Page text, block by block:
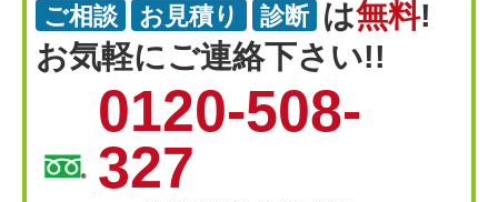
ご相談 お見積り 診断 は無料!
お気軽にご連絡下さい!!
0120-508-
327